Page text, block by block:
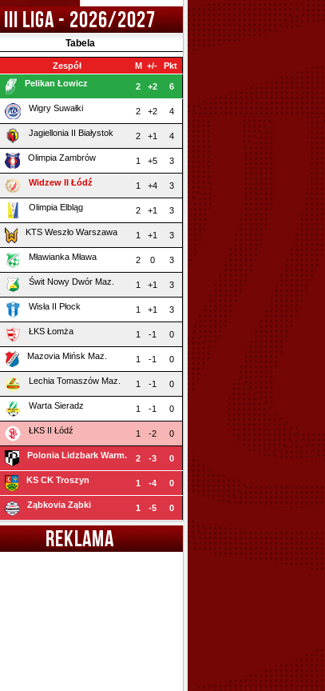
III LIGA - 2026/2027
Tabela
Zespół M +/- Pkt
Pelikan Łowicz 2 +2 6
Wigry Suwałki 2 +2 4
Jagiellonia II Białystok 2 +1 4
Olimpia Zambrów 1 +5 3
Widzew II Łódź 1 +4 3
Olimpia Elbląg 2 +1 3
KTS Weszło Warszawa 1 +1 3
Mławianka Mława 2 0 3
Świt Nowy Dwór Maz. 1 +1 3
Wisła II Płock 1 +1 3
ŁKS Łomża 1 -1 0
Mazovia Mińsk Maz. 1 -1 0
Lechia Tomaszów Maz. 1 -1 0
Warta Sieradz 1 -1 0
ŁKS II Łódź 1 -2 0
Polonia Lidzbark Warm. 2 -3 0
KS CK Troszyn 1 -4 0
Ząbkovia Ząbki 1 -5 0
REKLAMA